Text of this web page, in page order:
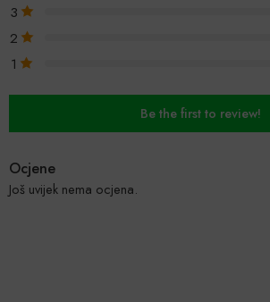
3
2
1
Be the first to review!
Ocjene
Još uvijek nema ocjena.